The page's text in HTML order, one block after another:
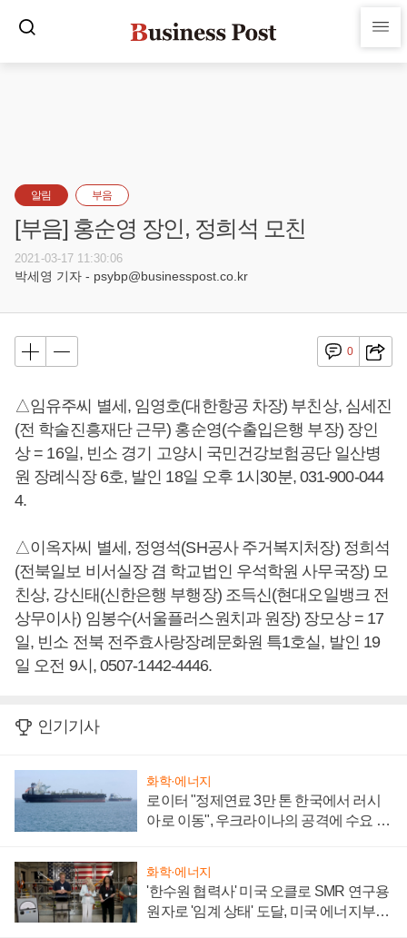
알림 부음
[부음] 홍순영 장인, 정희석 모친
2021-03-17 11:30:06
박세영 기자 - psybp@businesspost.co.kr
0
△임유주씨 별세, 임영호(대한항공 차장) 부친상, 심세진
(전 학술진흥재단 근무) 홍순영(수출입은행 부장) 장인
상 = 16일, 빈소 경기 고양시 국민건강보험공단 일산병
원 장례식장 6호, 발인 18일 오후 1시30분, 031-900-044
4.
△이옥자씨 별세, 정영석(SH공사 주거복지처장) 정희석
(전북일보 비서실장 겸 학교법인 우석학원 사무국장) 모
친상, 강신태(신한은행 부행장) 조득신(현대오일뱅크 전
상무이사) 임봉수(서울플러스원치과 원장) 장모상 = 17
일, 빈소 전북 전주효사랑장례문화원 특1호실, 발인 19
일 오전 9시, 0507-1442-4446.
인기기사
화학·에너지
로이터 "정제연료 3만 톤 한국에서 러시
아로 이동", 우크라이나의 공격에 수요 늘
화학·에너지
'한수원 협력사' 미국 오클로 SMR 연구용
원자로 '임계 상태' 도달, 미국 에너지부